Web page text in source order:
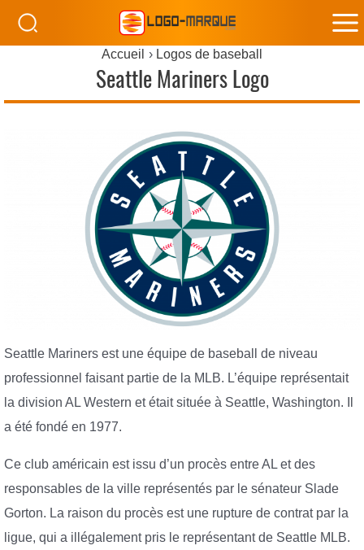
Accueil Logos de baseball
Seattle Mariners Logo
Seattle Mariners est une équipe de baseball de niveau
professionnel faisant partie de la MLB. L’équipe représentait
la division AL Western et était située à Seattle, Washington. Il
a été fondé en 1977.
Ce club américain est issu d’un procès entre AL et des
responsables de la ville représentés par le sénateur Slade
Gorton. La raison du procès est une rupture de contrat par la
ligue, qui a illégalement pris le représentant de Seattle MLB.